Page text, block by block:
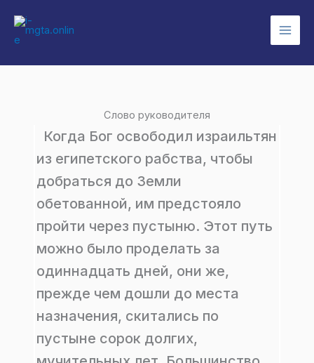
содержимому
Слово руководителя
Когда Бог освободил израильтян
из египетского рабства, чтобы
добраться до Земли
обетованной, им предстояло
пройти через пустыню. Этот путь
можно было проделать за
одиннадцать дней, они же,
прежде чем дошли до места
назначения, скитались по
пустыне сорок долгих,